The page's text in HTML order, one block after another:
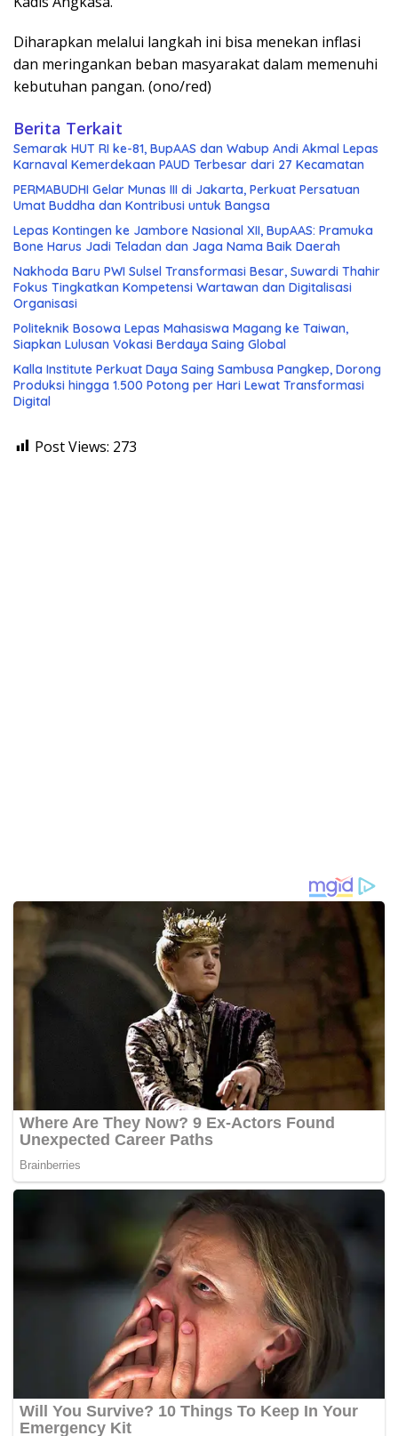
Diharapkan melalui langkah ini bisa menekan inflasi
dan meringankan beban masyarakat dalam memenuhi
kebutuhan pangan. (ono/red)
Berita Terkait
Semarak HUT RI ke-81, BupAAS dan Wabup Andi Akmal Lepas
Karnaval Kemerdekaan PAUD Terbesar dari 27 Kecamatan
PERMABUDHI Gelar Munas III di Jakarta, Perkuat Persatuan
Umat Buddha dan Kontribusi untuk Bangsa
Lepas Kontingen ke Jambore Nasional XII, BupAAS: Pramuka
Bone Harus Jadi Teladan dan Jaga Nama Baik Daerah
Nakhoda Baru PWI Sulsel Transformasi Besar, Suwardi Thahir
Fokus Tingkatkan Kompetensi Wartawan dan Digitalisasi
Organisasi
Politeknik Bosowa Lepas Mahasiswa Magang ke Taiwan,
Siapkan Lulusan Vokasi Berdaya Saing Global
Kalla Institute Perkuat Daya Saing Sambusa Pangkep, Dorong
Produksi hingga 1.500 Potong per Hari Lewat Transformasi
Digital
Post Views: 273